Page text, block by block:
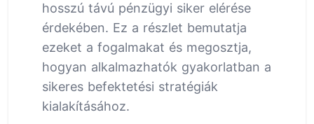
hosszú távú pénzügyi siker elérése
érdekében. Ez a részlet bemutatja
ezeket a fogalmakat és megosztja,
hogyan alkalmazhatók gyakorlatban a
sikeres befektetési stratégiák
kialakításához.